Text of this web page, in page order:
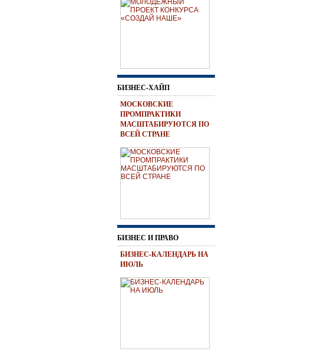
БИЗНЕС-ХАЙП
МОСКОВСКИЕ
ПРОМПРАКТИКИ
МАСШТАБИРУЮТСЯ ПО
ВСЕЙ СТРАНЕ
БИЗНЕС И ПРАВО
БИЗНЕС-КАЛЕНДАРЬ НА
ИЮЛЬ